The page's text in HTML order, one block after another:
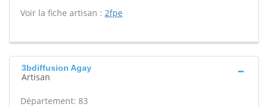
Voir la fiche artisan : 2fpe
3bdiffusion Agay
Artisan
Département: 83